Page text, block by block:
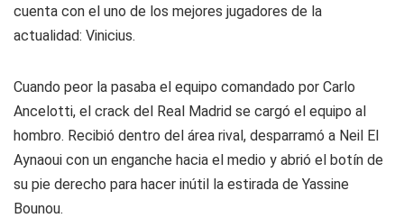
cuenta con el uno de los mejores jugadores de la
actualidad: Vinicius.
Cuando peor la pasaba el equipo comandado por Carlo
Ancelotti, el crack del Real Madrid se cargó el equipo al
hombro. Recibió dentro del área rival, desparramó a Neil El
Aynaoui con un enganche hacia el medio y abrió el botín de
su pie derecho para hacer inútil la estirada de Yassine
Bounou.